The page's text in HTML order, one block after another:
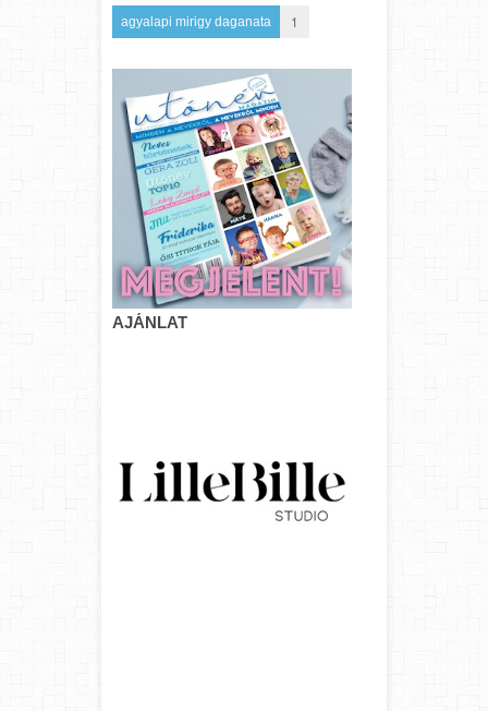
agyalapi mirigy daganata 1
AJÁNLAT